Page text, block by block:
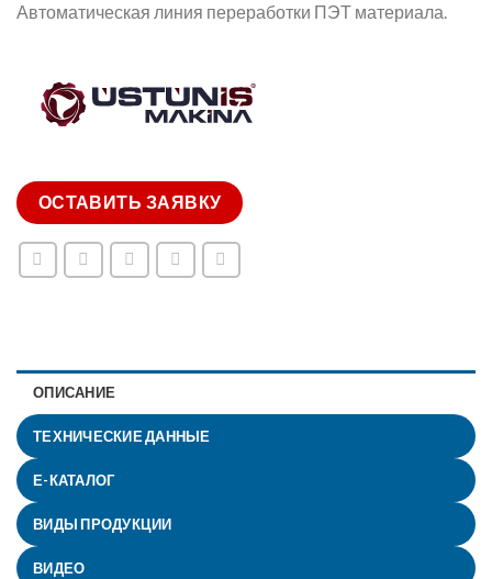
Автоматическая линия переработки ПЭТ материала.
ОСТАВИТЬ ЗАЯВКУ
ОПИСАНИЕ
ТЕХНИЧЕСКИЕ ДАННЫЕ
Е-КАТАЛОГ
ВИДЫ ПРОДУКЦИИ
ВИДЕО